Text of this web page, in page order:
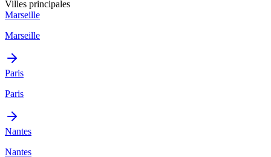
Villes principales
Marseille
Marseille
Paris
Paris
Nantes
Nantes